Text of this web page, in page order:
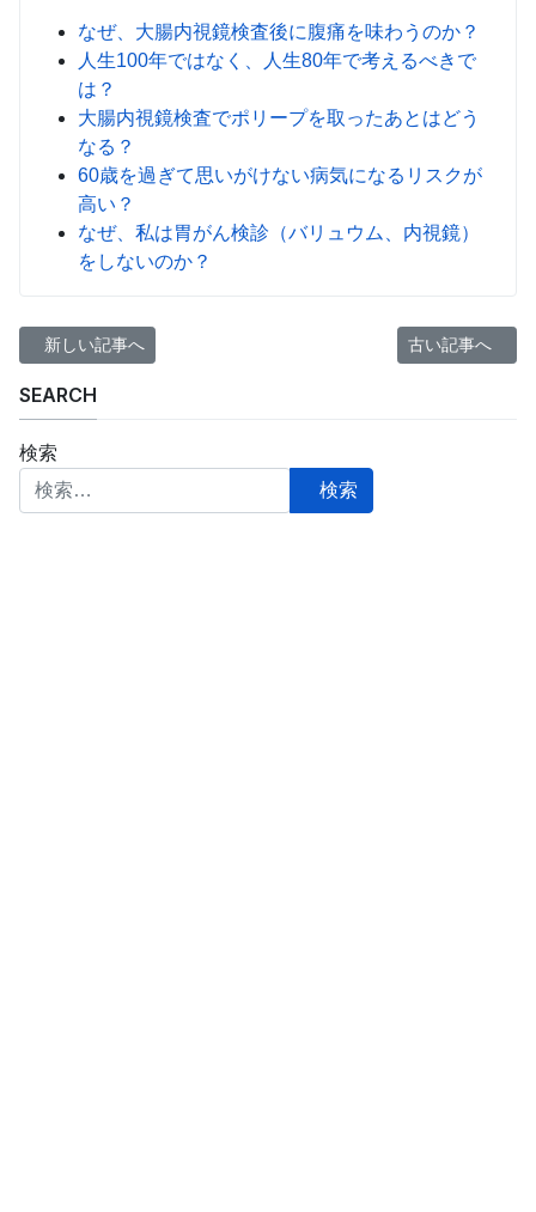
なぜ、大腸内視鏡検査後に腹痛を味わうのか？
人生100年ではなく、人生80年で考えるべきで
は？
大腸内視鏡検査でポリープを取ったあとはどう
なる？
60歳を過ぎて思いがけない病気になるリスクが
高い？
なぜ、私は胃がん検診（バリュウム、内視鏡）
をしないのか？
前の記事へ: コロナワクチン接種、早い者勝ち、公平でないがしか
新しい記事へ 次の記事へ: 運
古い記事へ
SEARCH
検索
検索